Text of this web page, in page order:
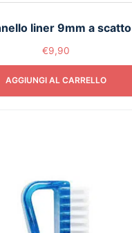
liner 9mm a scatto
€9,90
AGGIUNGI AL CARRELLO